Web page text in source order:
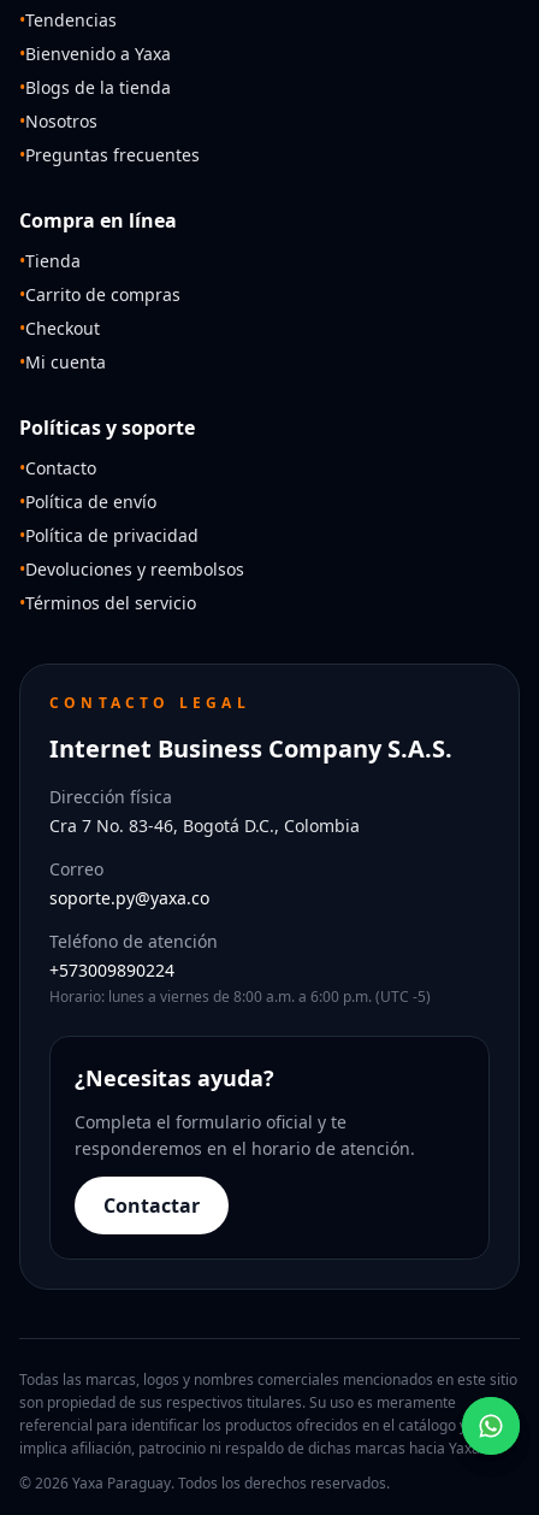
•Tendencias
•Bienvenido a Yaxa
•Blogs de la tienda
•Nosotros
•Preguntas frecuentes
Compra en línea
•Tienda
•Carrito de compras
•Checkout
•Mi cuenta
Políticas y soporte
•Contacto
•Política de envío
•Política de privacidad
•Devoluciones y reembolsos
•Términos del servicio
CONTACTO LEGAL
Internet Business Company S.A.S.
Dirección física
Cra 7 No. 83-46, Bogotá D.C., Colombia
Correo
soporte.py@yaxa.co
Teléfono de atención
+573009890224
Horario: lunes a viernes de 8:00 a.m. a 6:00 p.m. (UTC -5)
¿Necesitas ayuda?
Completa el formulario oficial y te
responderemos en el horario de atención.
Contactar
Todas las marcas, logos y nombres comerciales mencionados en este sitio
son propiedad de sus respectivos titulares. Su uso es meramente
referencial para identificar los productos ofrecidos en el catálogo y no
implica afiliación, patrocinio ni respaldo de dichas marcas hacia Yaxa.
© 2026 Yaxa Paraguay. Todos los derechos reservados.